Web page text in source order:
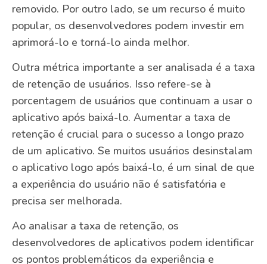
removido. Por outro lado, se um recurso é muito
popular, os desenvolvedores podem investir em
aprimorá-lo e torná-lo ainda melhor.
Outra métrica importante a ser analisada é a taxa
de retenção de usuários. Isso refere-se à
porcentagem de usuários que continuam a usar o
aplicativo após baixá-lo. Aumentar a taxa de
retenção é crucial para o sucesso a longo prazo
de um aplicativo. Se muitos usuários desinstalam
o aplicativo logo após baixá-lo, é um sinal de que
a experiência do usuário não é satisfatória e
precisa ser melhorada.
Ao analisar a taxa de retenção, os
desenvolvedores de aplicativos podem identificar
os pontos problemáticos da experiência e